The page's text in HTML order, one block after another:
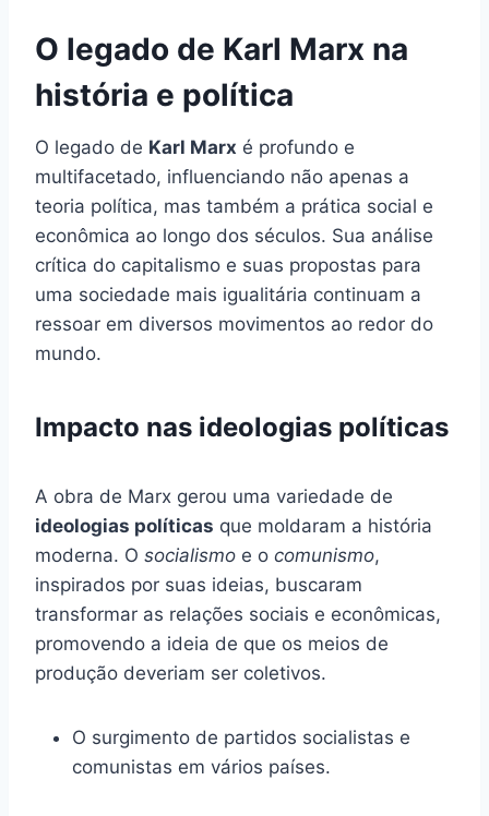
O legado de Karl Marx na
história e política
O legado de Karl Marx é profundo e
multifacetado, influenciando não apenas a
teoria política, mas também a prática social e
econômica ao longo dos séculos. Sua análise
crítica do capitalismo e suas propostas para
uma sociedade mais igualitária continuam a
ressoar em diversos movimentos ao redor do
mundo.
Impacto nas ideologias políticas
A obra de Marx gerou uma variedade de
ideologias políticas que moldaram a história
moderna. O socialismo e o comunismo,
inspirados por suas ideias, buscaram
transformar as relações sociais e econômicas,
promovendo a ideia de que os meios de
produção deveriam ser coletivos.
O surgimento de partidos socialistas e
comunistas em vários países.